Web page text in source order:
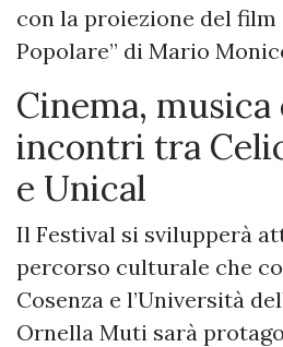
con la proiezione del film
Popolare” di Mario
Cinema,
incontri tra
e Unical
Il Festival si svilupperà
percorso culturale che
Cosenza e l’Università
Ornella Muti sarà